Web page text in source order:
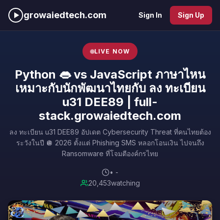
growaiedtech.com Sign In Sign Up
LIVE NOW
Python 👄 vs JavaScript ภาษาไหน
เหมาะกับนักพัฒนาไทยกับ ลง ทะเบียน
u31 DEE89 | full-
stack.growaiedtech.com
ลง ทะเบียน u31 DEE89 อัปเดต Cybersecurity Threat ที่คนไทยต้อง
ระวังในปี 🪩 2026 ตั้งแต่ Phishing SMS หลอกโอนเงิน ไปจนถึง
Ransomware ที่โจมตีองค์กรไทย
• -
20,417watching